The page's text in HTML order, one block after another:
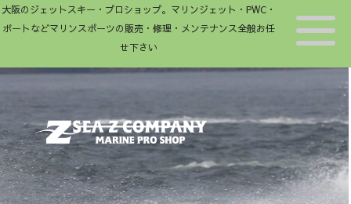
大阪のジェットスキー・プロショップ。マリンジェット・PWC・
ボートなどマリンスポーツの販売・修理・メンテナンス全般お任
せ下さい